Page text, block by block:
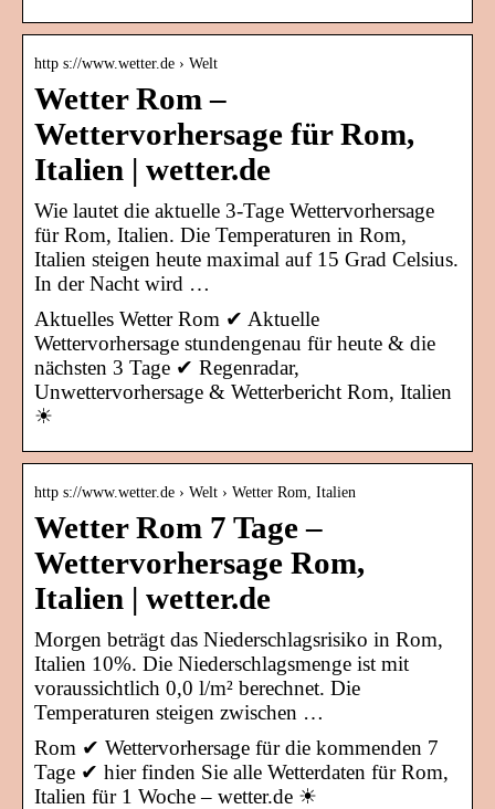
http s://www.wetter.de › Welt
Wetter Rom –
Wettervorhersage für Rom,
Italien | wetter.de
Wie lautet die aktuelle 3-Tage Wettervorhersage
für Rom, Italien. Die Temperaturen in Rom,
Italien steigen heute maximal auf 15 Grad Celsius.
In der Nacht wird …
Aktuelles Wetter Rom ✔ Aktuelle
Wettervorhersage stundengenau für heute & die
nächsten 3 Tage ✔ Regenradar,
Unwettervorhersage & Wetterbericht Rom, Italien
☀
http s://www.wetter.de › Welt › Wetter Rom, Italien
Wetter Rom 7 Tage –
Wettervorhersage Rom,
Italien | wetter.de
Morgen beträgt das Niederschlagsrisiko in Rom,
Italien 10%. Die Niederschlagsmenge ist mit
voraussichtlich 0,0 l/m² berechnet. Die
Temperaturen steigen zwischen …
Rom ✔ Wettervorhersage für die kommenden 7
Tage ✔ hier finden Sie alle Wetterdaten für Rom,
Italien für 1 Woche – wetter.de ☀